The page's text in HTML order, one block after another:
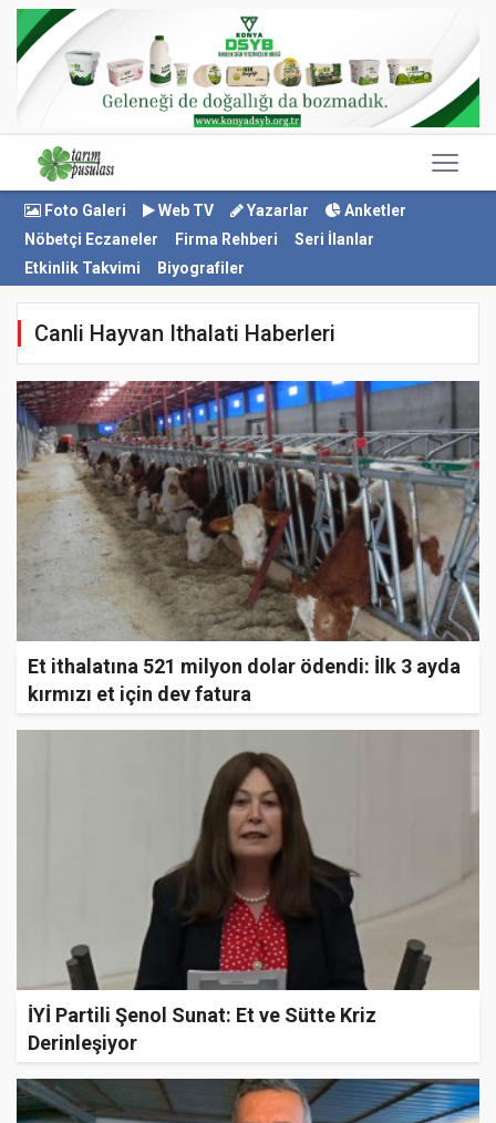
Foto Galeri Web TV Yazarlar
Anketler
Nöbetçi Eczaneler
Firma Rehberi
Seri İlanlar
Etkinlik Takvimi
Biyografiler
Canli Hayvan Ithalati Haberleri
Et ithalatına 521 milyon dolar ödendi: İlk 3 ayda
kırmızı et için dev fatura
İYİ Partili Şenol Sunat: Et ve Sütte Kriz
Derinleşiyor